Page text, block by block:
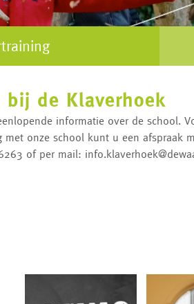
bij de Klaverhoek
informatie over de school.
met onze school kunt u een afspraak
of per mail: